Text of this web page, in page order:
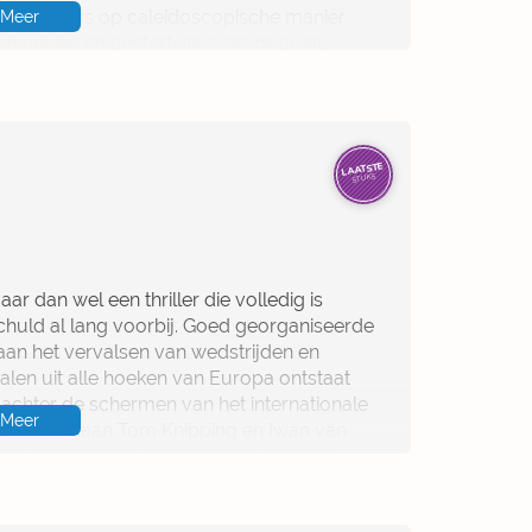
auteurs op caleidoscopische manier
Meer
LAATSTE
STUKS
dan wel een thriller die volledig is
al lang voorbij. Goed georganiseerde
het vervalsen van wedstrijden en
uit alle hoeken van Europa ontstaat
de schermen van het internationale
gaan Tom Knipping en Iwan van
Meer